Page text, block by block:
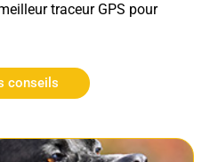
traceur GPS pour
conseils